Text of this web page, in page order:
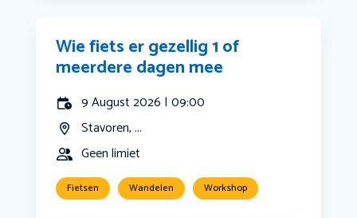
Wie fiets er gezellig 1 of
meerdere dagen mee
9 August 2026 | 09:00
Stavoren, ...
Geen limiet
Fietsen Wandelen Workshop